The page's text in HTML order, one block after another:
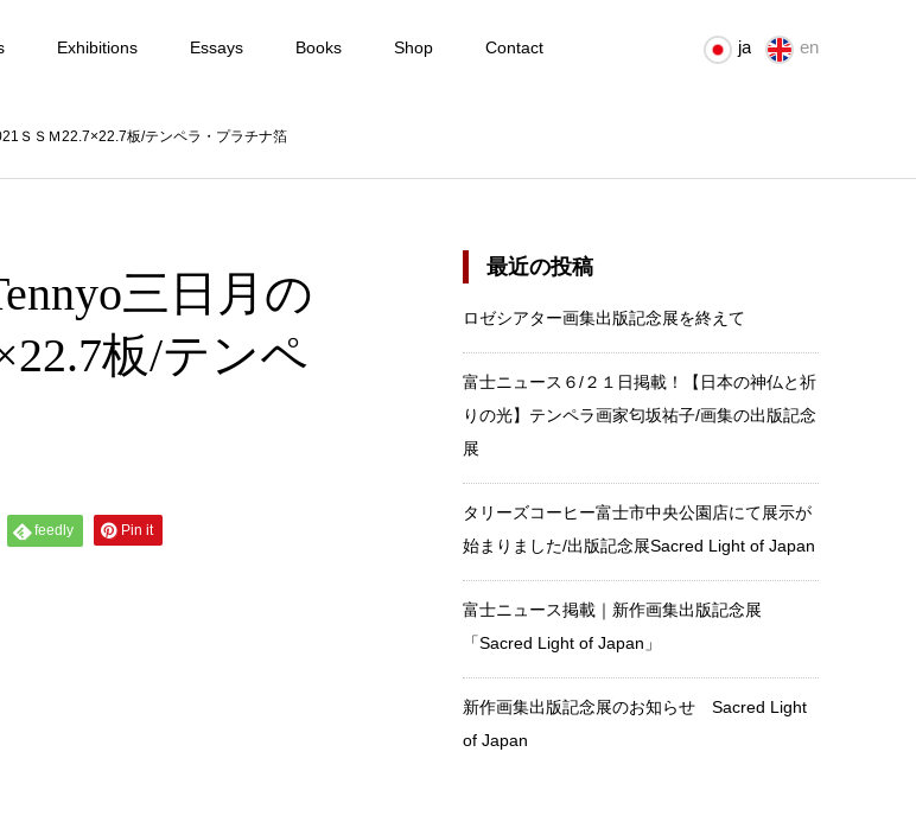
Exhibitions Essays Books Shop Contact ja en
ＳＳＭ22.7×22.7板/テンペラ・プラチナ箔
三日月の
板/テンペ
feedly Pin it
最近の投稿
ロゼシアター画集出版記念展を終えて
富士ニュース６/２１日掲載！【日本の神仏と祈
りの光】テンペラ画家匂坂祐子/画集の出版記念
展
タリーズコーヒー富士市中央公園店にて展示が
始まりました/出版記念展Sacred Light of Japan
富士ニュース掲載｜新作画集出版記念展
「Sacred Light of Japan」
新作画集出版記念展のお知らせ Sacred Light
of Japan